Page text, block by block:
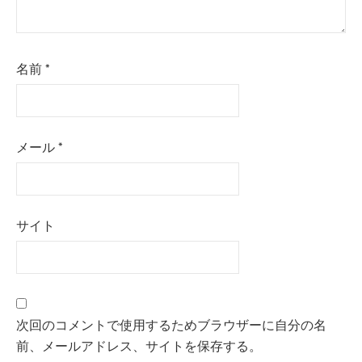
名前 *
メール *
サイト
次回のコメントで使用するためブラウザーに自分の名
前、メールアドレス、サイトを保存する。